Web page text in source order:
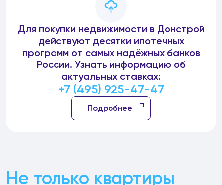
Для покупки недвижимости в Донстрой
действуют десятки ипотечных
программ от самых надёжных банков
России. Узнать информацию об
актуальных ставках:
+7 (495) 925-47-47
Подробнее
Не только квартиры